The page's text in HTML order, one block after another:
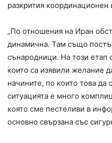
разкрития координационен
„По отношения на Иран
динамична. Там също
сънародници. На този етап
които са изявили желание
начините, по които това да
ситуацията е много
която сме пестеливи в
основно свързана със